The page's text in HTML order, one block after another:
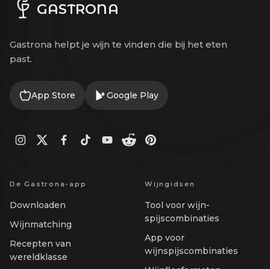
GASTRONA
Gastrona helpt je wijn te vinden die bij het eten
past.
App Store Google Play
De Gastrona-app
Downloaden
Wijnmatching
Recepten van
wereldklasse
Wijngidsen
Tool voor wijn-
spijscombinaties
App voor
wijnspijscombinaties